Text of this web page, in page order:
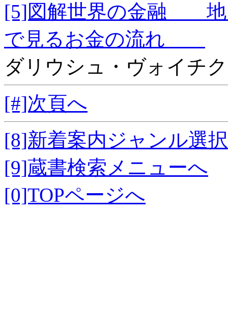
[5]図解世界の金融 地
で見るお金の流れ
ダリウシュ・ヴォイチ
[#]次頁へ
[8]新着案内ジャンル選
[9]蔵書検索メニューへ
[0]TOPページへ